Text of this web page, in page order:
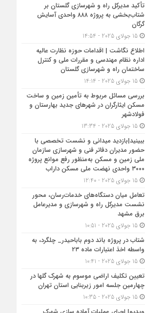
تأکید مدیرکل راه و شهرسازی گلستان بر
شتاب‌بخشی به پروژه ۸۸۸ واحدی آسایش
گرگان
15 جولای 2025 - 14:54
اطلاع نگاشت | اقدامات حوزه نظارت عالیه
اداره نظام مهندسی و مقررات ملی و کنترل
ساختمان راه و شهرسازی گلستان
15 جولای 2025 - 14:14
بررسی مسائل مربوط به تأمین زمین و ساخت
مسکن ایثارگران در شهرهای جدید بهارستان و
فولادشهر
15 جولای 2025 - 13:34
ببینید|بازدید میدانی و نشست تخصصی با
حضور مدیران دفاتر فنی و شهرسازی سازمان
ملی زمین و مسکن به‌منظور رفع موانع پروژه
۳۰۰۰ واحدی نهضت ملی مسکن داراب
15 جولای 2025 - 12:40
تعامل میان دستگاه‌های خدمات‌رسان، محور
نشست مدیرکل راه و شهرسازی و مدیرعامل
برق مشهد
15 جولای 2025 - 10:51
شتاب در پروژه باند دوم باباحیدر_ چلگرد، به
واسطه اخذ اعتبارات ماده ۲۳
15 جولای 2025 - 10:41
تعیین تکلیف اراضی موسوم به شهرک گلها در
چهارمین جلسه امور زیربنایی استان تهران
15 جولای 2025 - 10:35